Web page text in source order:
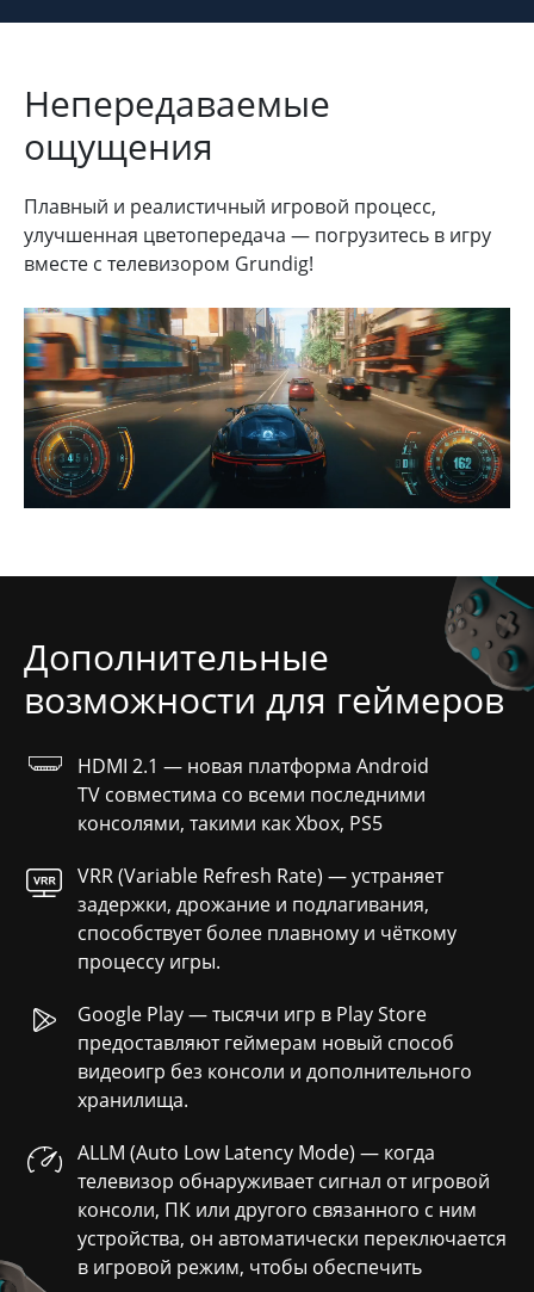
Непередаваемые
ощущения
Плавный и реалистичный игровой процесс,
улучшенная цветопередача — погрузитесь в игру
вместе с телевизором Grundig!
Дополнительные
возможности для геймеров
HDMI 2.1 — новая платформа Android
TV совместима со всеми последними
консолями, такими как Xbox, PS5
VRR (Variable Refresh Rate) — устраняет
задержки, дрожание и подлагивания,
способствует более плавному и чёткому
процессу игры.
Google Play — тысячи игр в Play Store
предоставляют геймерам новый способ
видеоигр без консоли и дополнительного
хранилища.
ALLM (Auto Low Latency Mode) — когда
телевизор обнаруживает сигнал от игровой
консоли, ПК или другого связанного с ним
устройства, он автоматически переключается
в игровой режим, чтобы обеспечить